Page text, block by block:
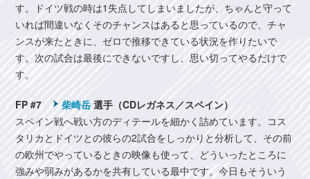
す。ドイツ戦の時は1失点してしまいましたが、ちゃんと守って
いれば間違いなくそのチャンスはあると思っているので、チャ
ンスが来たときに、ゼロで推移できている状況を作りたいで
す。次の試合は最後にできないですし、思い切ってやるだけで
す。
FP #7 柴崎岳 選手（CDレガネス／スペイン）
スペイン戦へ戦い方のディテールを細かく詰めています。コス
タリカとドイツとの彼らの2試合をしっかりと分析して、その前
の欧州でやっているときの映像も使って、どういったところに
強みや弱みがあるかを共有している最中です。今日もそういう